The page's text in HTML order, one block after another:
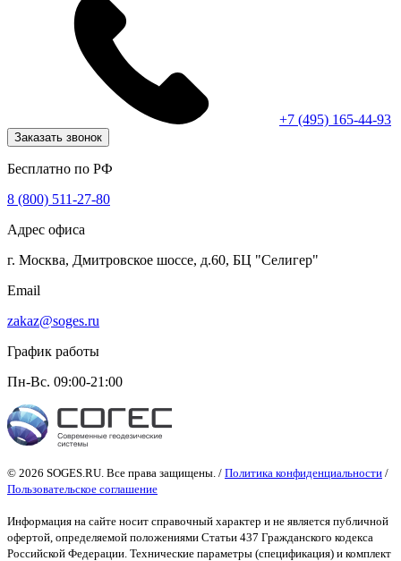
+7 (495) 165-44-93
Заказать звонок
Бесплатно по РФ
8 (800) 511-27-80
Адрес офиса
г. Москва, Дмитровское шоссе, д.60, БЦ "Селигер"
Email
zakaz@soges.ru
График работы
Пн-Вс. 09:00-21:00
© 2026 SOGES.RU. Все права защищены. / Политика конфиденциальности /
Пользовательское соглашение
Информация на сайте носит справочный характер и не является публичной
офертой, определяемой положениями Статьи 437 Гражданского кодекса
Российской Федерации. Технические параметры (спецификация) и комплект